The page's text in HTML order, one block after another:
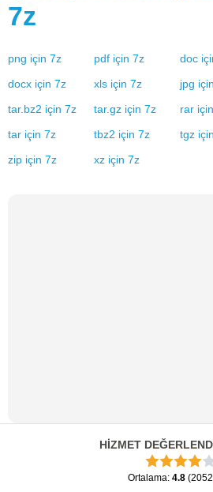
7z
png için 7z pdf için 7z doc
docx için 7z xls için 7z jpg için
tar.bz2 için 7z tar.gz için 7z rar için
tar için 7z tbz2 için 7z tgz için
zip için 7z xz için 7z
HİZMET
Ortalama: 4.8 (